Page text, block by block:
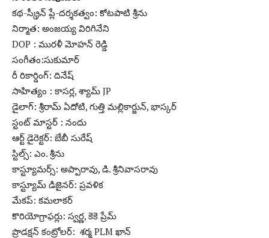
కథ-స్క్రీన్ ప్లే-దర్శకత్వం: కోటపాటి శ్రీను
నిర్మాత: అంజయ్య విరిగినేని
DOP : మురళీ మోహన్ రెడ్డి
సంగీతం:సుకుమార్
రీ రికార్డింగ్: దినేష్
సాహిత్యం : కాసర్ల, శ్యామ్ JP
డైలాగ్: శ్రీరామ్ ఏదోటి, గుత్తి మల్లికార్జున్, భాస్కర్
స్టంట్ మాస్టర్ : నందు
ఆర్ట్ డైరెక్టర్: బేబీ సురేష్
స్టిల్స్: ఎం. శ్రీను
కాస్ట్యూమర్స్: అప్పారావు, డి. శ్రీనివాసరావు
కాస్ట్యూమ్ డిజైనర్: ప్రవళిక
మేకప్: కమలాకర్
కొరియోగ్రాఫర్లు: స్వర్ణ, కెకె ప్రేమ్
ప్రొడక్షన్ కంట్రోలర్: శర్మ PLM ఖాన్